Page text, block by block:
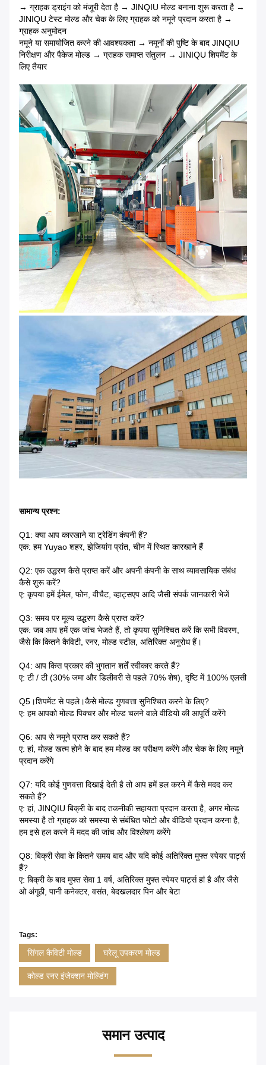
→ ग्राहक ड्राइंग को मंजूरी देता है → JINQIU मोल्ड बनाना शुरू करता है →
JINIQU टेस्ट मोल्ड और चेक के लिए ग्राहक को नमूने प्रदान करता है →
ग्राहक अनुमोदन
नमूने या समायोजित करने की आवश्यकता → नमूनों की पुष्टि के बाद JINQIU
निरीक्षण और पैकेज मोल्ड → ग्राहक समाप्त संतुलन → JINIQU शिपमेंट के
लिए तैयार
सामान्य प्रश्न:
Q1: क्या आप कारखाने या ट्रेडिंग कंपनी हैं?
एक: हम Yuyao शहर, झेजियांग प्रांत, चीन में स्थित कारखाने हैं
Q2: एक उद्धरण कैसे प्राप्त करें और अपनी कंपनी के साथ व्यावसायिक संबंध
कैसे शुरू करें?
ए: कृपया हमें ईमेल, फोन, वीचैट, व्हाट्सएप आदि जैसी संपर्क जानकारी भेजें
Q3: समय पर मूल्य उद्धरण कैसे प्राप्त करें?
एक: जब आप हमें एक जांच भेजते हैं, तो कृपया सुनिश्चित करें कि सभी विवरण,
जैसे कि कितने कैविटी, रनर, मोल्ड स्टील, अतिरिक्त अनुरोध हैं।
Q4: आप किस प्रकार की भुगतान शर्तें स्वीकार करते हैं?
ए: टी / टी (30% जमा और डिलीवरी से पहले 70% शेष), दृष्टि में 100% एलसी
Q5।शिपमेंट से पहले।कैसे मोल्ड गुणवत्ता सुनिश्चित करने के लिए?
ए: हम आपको मोल्ड पिक्चर और मोल्ड चलने वाले वीडियो की आपूर्ति करेंगे
Q6: आप से नमूने प्राप्त कर सकते हैं?
ए: हां, मोल्ड खत्म होने के बाद हम मोल्ड का परीक्षण करेंगे और चेक के लिए नमूने
प्रदान करेंगे
Q7: यदि कोई गुणवत्ता दिखाई देती है तो आप हमें हल करने में कैसे मदद कर
सकते हैं?
ए: हां, JINQIU बिक्री के बाद तकनीकी सहायता प्रदान करता है, अगर मोल्ड
समस्या है तो ग्राहक को समस्या से संबंधित फोटो और वीडियो प्रदान करना है,
हम इसे हल करने में मदद की जांच और विश्लेषण करेंगे
Q8: बिक्री सेवा के कितने समय बाद और यदि कोई अतिरिक्त मुफ्त स्पेयर पार्ट्स
हैं?
ए: बिक्री के बाद मुफ्त सेवा 1 वर्ष, अतिरिक्त मुफ्त स्पेयर पार्ट्स हां है और जैसे
ओ अंगूठी, पानी कनेक्टर, वसंत, बेदखलदार पिन और बेटा
Tags:
सिंगल कैविटी मोल्ड घरेलू उपकरण मोल्ड
कोल्ड रनर इंजेक्शन मोल्डिंग
समान उत्पाद